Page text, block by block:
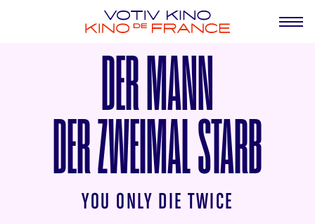
DER MANN
DER ZWEIMAL STARB
YOU ONLY DIE TWICE